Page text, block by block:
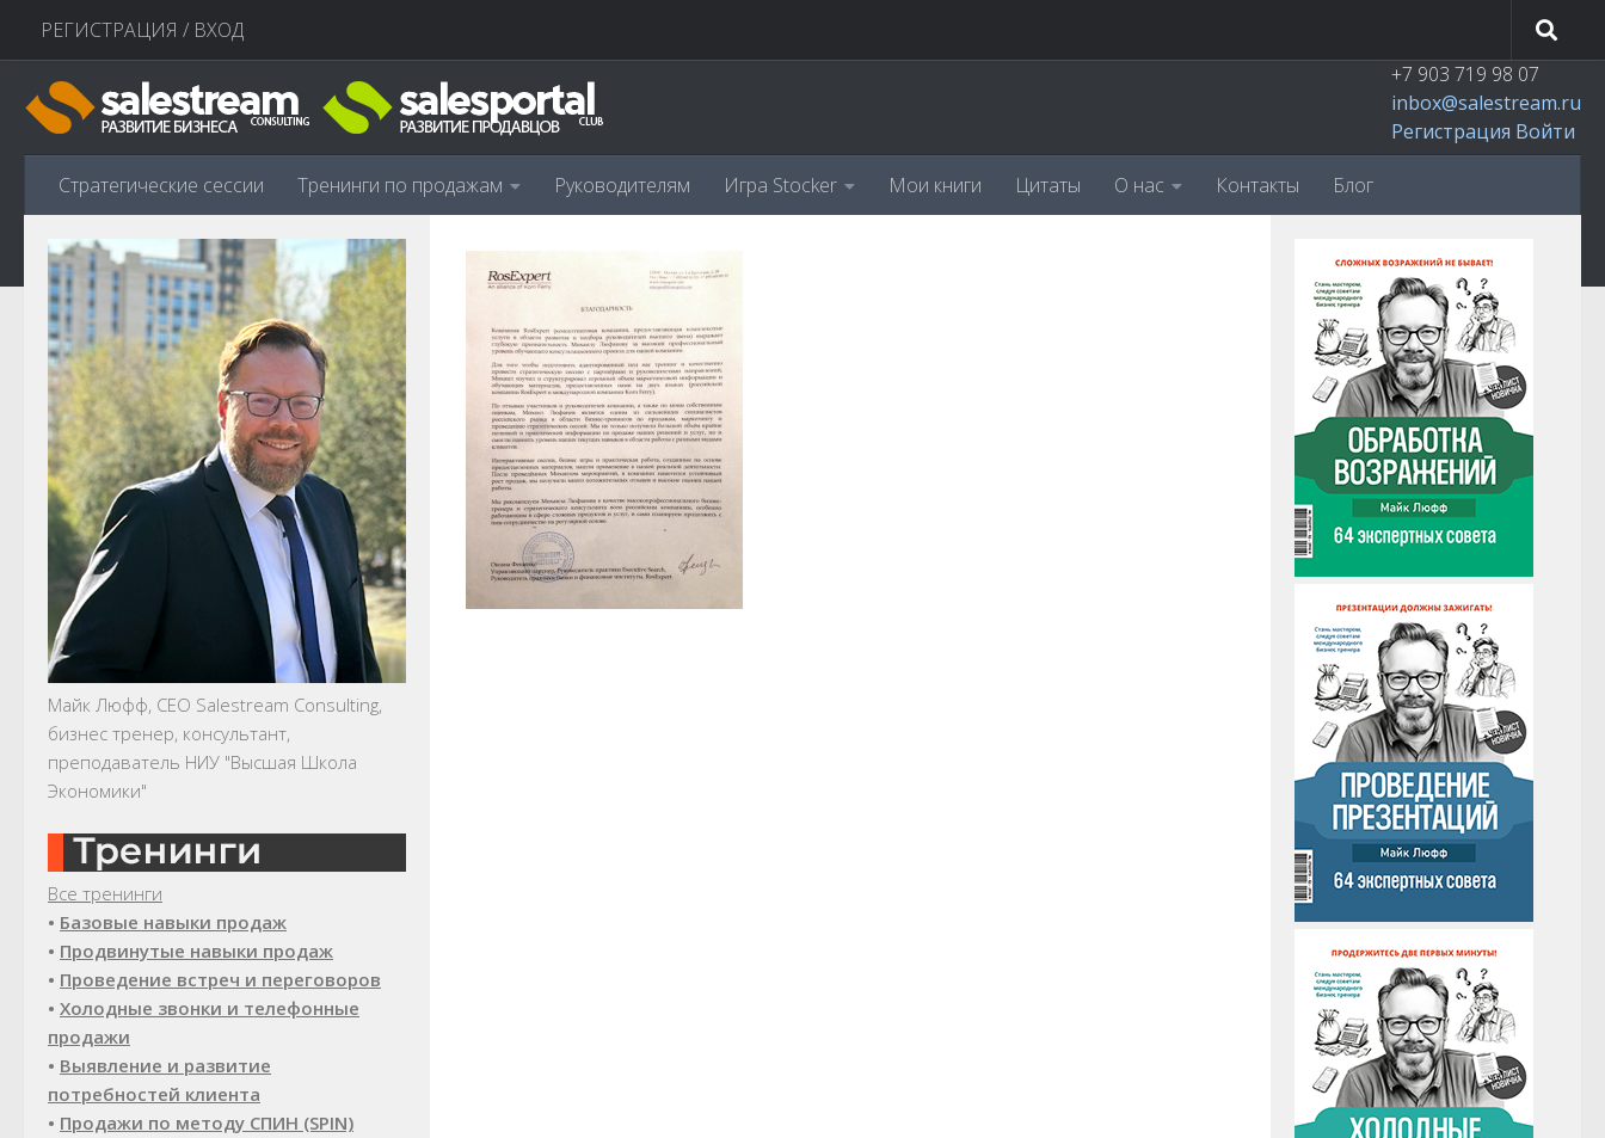
Перейти к содержимому
РЕГИСТРАЦИЯ / ВХОД
+7 903 719 98 07
inbox@salestream.ru
Регистрация Войти
Стратегические сессии Тренинги по продажам Руководителям Игра Stocker Мои книги Цитаты О нас Контакты Блог
Майк Люфф, CEO Salestream Consulting,
бизнес тренер, консультант,
преподаватель НИУ "Высшая Школа
Экономики"
Все тренинги
• Базовые навыки продаж
• Продвинутые навыки продаж
• Проведение встреч и переговоров
• Холодные звонки и телефонные
продажи
• Выявление и развитие
потребностей клиента
• Продажи по методу СПИН (SPIN)